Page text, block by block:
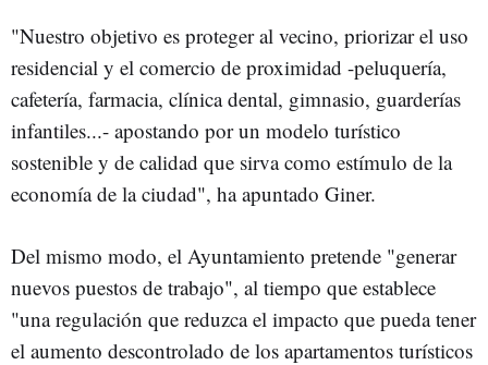
"Nuestro objetivo es proteger al vecino, priorizar el uso
residencial y el comercio de proximidad -peluquería,
cafetería, farmacia, clínica dental, gimnasio, guarderías
infantiles...- apostando por un modelo turístico
sostenible y de calidad que sirva como estímulo de la
economía de la ciudad", ha apuntado Giner.
Del mismo modo, el Ayuntamiento pretende "generar
nuevos puestos de trabajo", al tiempo que establece
"una regulación que reduzca el impacto que pueda tener
el aumento descontrolado de los apartamentos turísticos